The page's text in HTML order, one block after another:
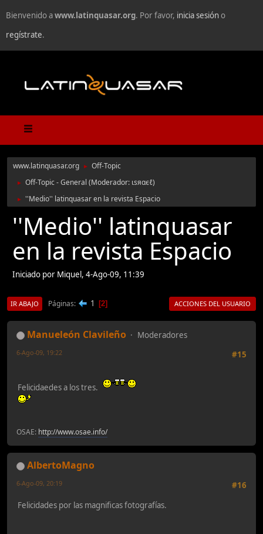
Bienvenido awww.latinquasar.org. Por favor, inicia sesióno
regístrate.
www.latinquasar.org ► Off-Topic
► Off-Topic - General (Moderador: ιѕяαєℓ)
► ''Medio'' latinquasar en la revista Espacio
''Medio'' latinquasar
en la revista Espacio
Iniciado por Miquel, 4-Ago-09, 11:39
IR ABAJO Páginas 1 2 ACCIONES DEL USUARIO
Manueleón Clavileño
Moderadores
#15
6-Ago-09, 19:22
Felicidaedes a los tres.
OSAE: http://www.osae.info/
AlbertoMagno
#16
6-Ago-09, 20:19
Felicidades por las magnificas fotografías.